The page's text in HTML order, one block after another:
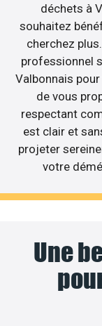
déchets à
souhaitez
cherchez
professionnel
Valbonnais
de vous
respectant
est clair et
projeter
votre
Une